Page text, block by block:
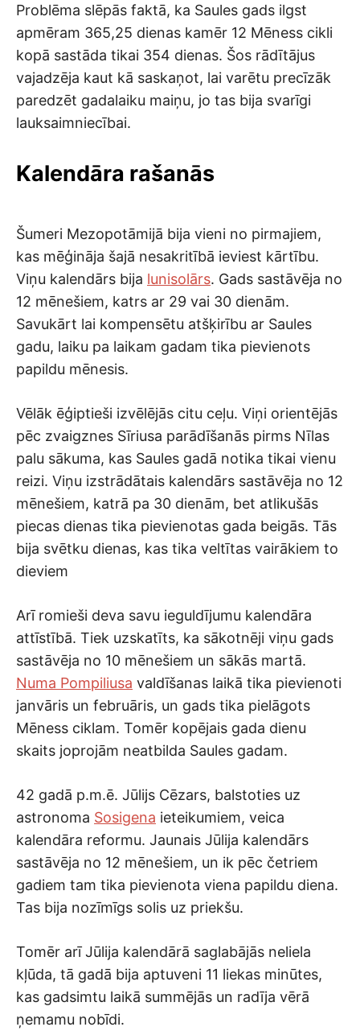
Problēma slēpās faktā, ka Saules gads ilgst
apmēram 365,25 dienas kamēr 12 Mēness cikli
kopā sastāda tikai 354 dienas. Šos rādītājus
vajadzēja kaut kā saskaņot, lai varētu precīzāk
paredzēt gadalaiku maiņu, jo tas bija svarīgi
lauksaimniecībai.
Kalendāra rašanās
Šumeri Mezopotāmijā bija vieni no pirmajiem,
kas mēģināja šajā nesakritībā ieviest kārtību.
Viņu kalendārs bija lunisolārs. Gads sastāvēja no
12 mēnešiem, katrs ar 29 vai 30 dienām.
Savukārt lai kompensētu atšķirību ar Saules
gadu, laiku pa laikam gadam tika pievienots
papildu mēnesis.
Vēlāk ēģiptieši izvēlējās citu ceļu. Viņi orientējās
pēc zvaigznes Sīriusa parādīšanās pirms Nīlas
palu sākuma, kas Saules gadā notika tikai vienu
reizi. Viņu izstrādātais kalendārs sastāvēja no 12
mēnešiem, katrā pa 30 dienām, bet atlikušās
piecas dienas tika pievienotas gada beigās. Tās
bija svētku dienas, kas tika veltītas vairākiem to
dieviem
Arī romieši deva savu ieguldījumu kalendāra
attīstībā. Tiek uzskatīts, ka sākotnēji viņu gads
sastāvēja no 10 mēnešiem un sākās martā.
Numa Pompiliusa valdīšanas laikā tika pievienoti
janvāris un februāris, un gads tika pielāgots
Mēness ciklam. Tomēr kopējais gada dienu
skaits joprojām neatbilda Saules gadam.
42 gadā p.m.ē. Jūlijs Cēzars, balstoties uz
astronoma Sosigena ieteikumiem, veica
kalendāra reformu. Jaunais Jūlija kalendārs
sastāvēja no 12 mēnešiem, un ik pēc četriem
gadiem tam tika pievienota viena papildu diena.
Tas bija nozīmīgs solis uz priekšu.
Tomēr arī Jūlija kalendārā saglabājās neliela
kļūda, tā gadā bija aptuveni 11 liekas minūtes,
kas gadsimtu laikā summējās un radīja vērā
ņemamu nobīdi.